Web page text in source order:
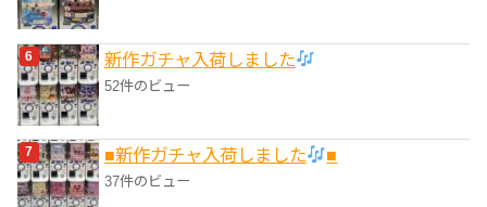
新作ガチャ入荷しました
52件のビュー
■新作ガチャ入荷しました ■
37件のビュー